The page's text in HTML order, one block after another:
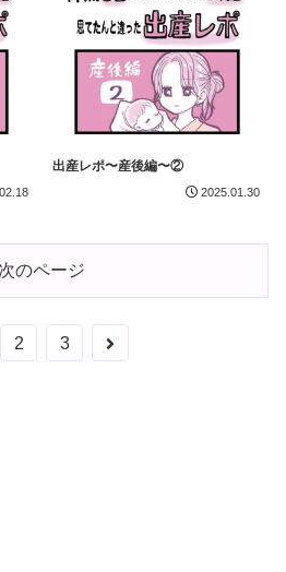
出産レポ〜産後編〜②
2025.01.30
次のページ
2 3
次